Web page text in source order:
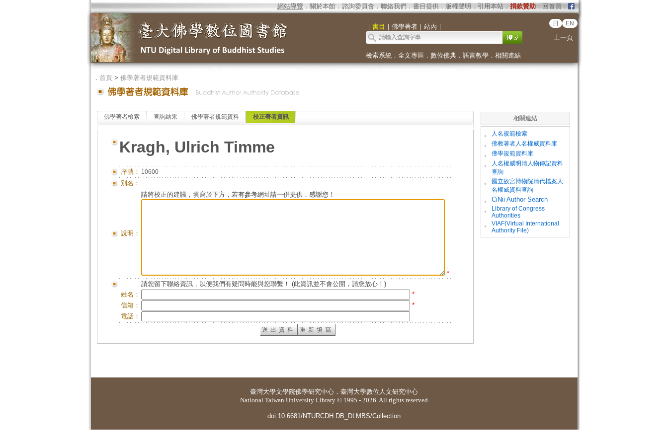
網站導覽 ． 關於本館． 諮詢委員會． 聯絡我們 ． 書目提供． 版權聲明 ． 引用本站． 捐款贊助．回首頁．
｜ 書目 ｜ 佛學著者｜ 站內 ｜ 日 EN
上一頁
檢索系統． 全文專區 ． 數位佛典． 語言教學． 相關連結
． 首頁> 佛學著者規範資料庫
佛學著者檢索 查詢結果 佛學著者規範資料 校正著者資訊
Kragh, Ulrich Timme
序號： 10600
別名：
說明：
請將校正的建議，填寫於下方，若有參考網址請一併提供，感謝您！
*
請您留下聯絡資訊，以便我們有疑問時能與您聯繫！ (此資訊並不會公開，請您放心！)
姓名：
*
信箱：
*
電話：
相關連結
。 人名規範檢索
。 佛教著者人名權威資料庫
。 佛學規範資料庫
。
人名權威明清人物傳記資料
查詢
。
國立故宮博物院清代檔案人
名權威資料查詢
。
CiNii Author Search
。
Library of Congress
Authorities
。
VIAF(Virtual International
Authority File)
臺灣大學文學院佛學研究中心 ． 臺灣大學數位人文研究中心
National Taiwan University Library © 1995 - 2026. All rights reserved
doi:10.6681/NTURCDH.DB_DLMBS/Collection